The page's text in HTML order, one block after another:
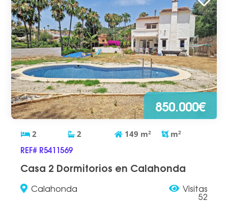
850.000€
2 2 149 m2 m2
REF# R5411569
Casa 2 Dormitorios en Calahonda
Calahonda Visitas
52